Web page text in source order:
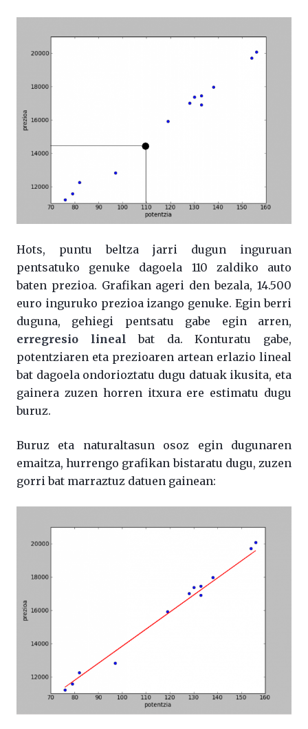
Hots, puntu beltza jarri dugun inguruan
pentsatuko genuke dagoela 110 zaldiko auto
baten prezioa. Grafikan ageri den bezala, 14.500
euro inguruko prezioa izango genuke. Egin berri
duguna, gehiegi pentsatu gabe egin arren,
erregresio lineal bat da. Konturatu gabe,
potentziaren eta prezioaren artean erlazio lineal
bat dagoela ondorioztatu dugu datuak ikusita, eta
gainera zuzen horren itxura ere estimatu dugu
buruz.
Buruz eta naturaltasun osoz egin dugunaren
emaitza, hurrengo grafikan bistaratu dugu, zuzen
gorri bat marraztuz datuen gainean: